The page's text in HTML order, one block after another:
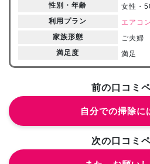
性別・年齢
女性・
利用プラン
エアコ
家族形態
ご夫婦
満足度
満足
前の口コミ
自分での掃除に
次の口コミ